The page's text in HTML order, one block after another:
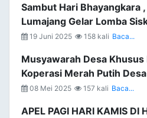
Sambut Hari Bhayangkara
Lumajang Gelar Lomba
19 Juni 2025 158 kali Baca...
Musyawarah Desa
Koperasi Merah Putih
08 Mei 2025 157 kali Baca...
APEL PAGI HARI KAMIS DI